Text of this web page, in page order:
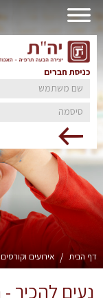
כניסת חברים
דף הבית / אירועים וקורסים
נעים להכיר